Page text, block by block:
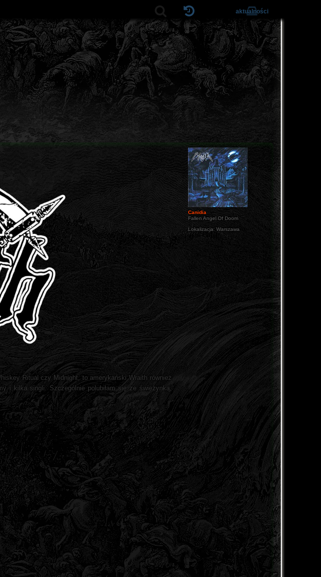
aktualności
Canidia
Fallen Angel Of Doom
Lokalizacja: Warszawa
Ritual czy Midnight, to amerykański Wraith również
i kilka singli. Szczególnie polubiłam się ze świeżynką,